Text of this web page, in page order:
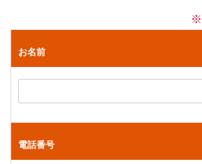
※
お名前
電話番号